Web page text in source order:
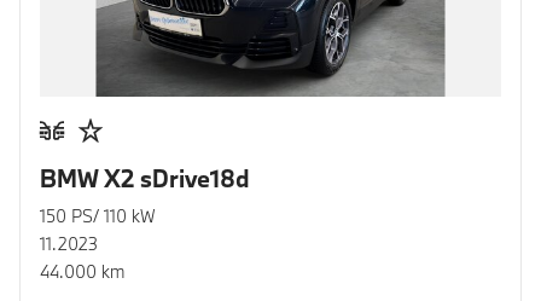
BMW X2 sDrive18d
150 PS/ 110 kW
11.2023
44.000 km